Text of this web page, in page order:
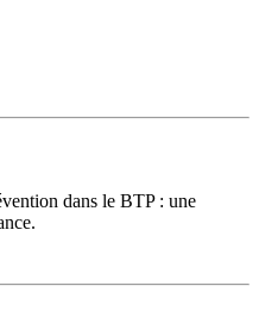
dans le BTP : une